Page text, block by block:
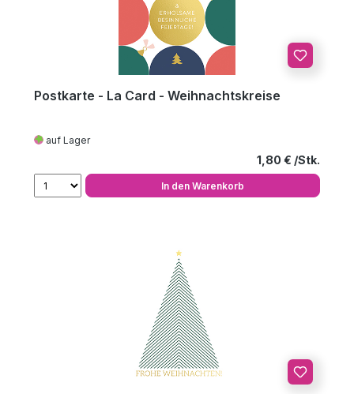
Postkarte - La Card - Weihnachtskreise
auf Lager
Regulärer
1,80 €
In den Warenkorb